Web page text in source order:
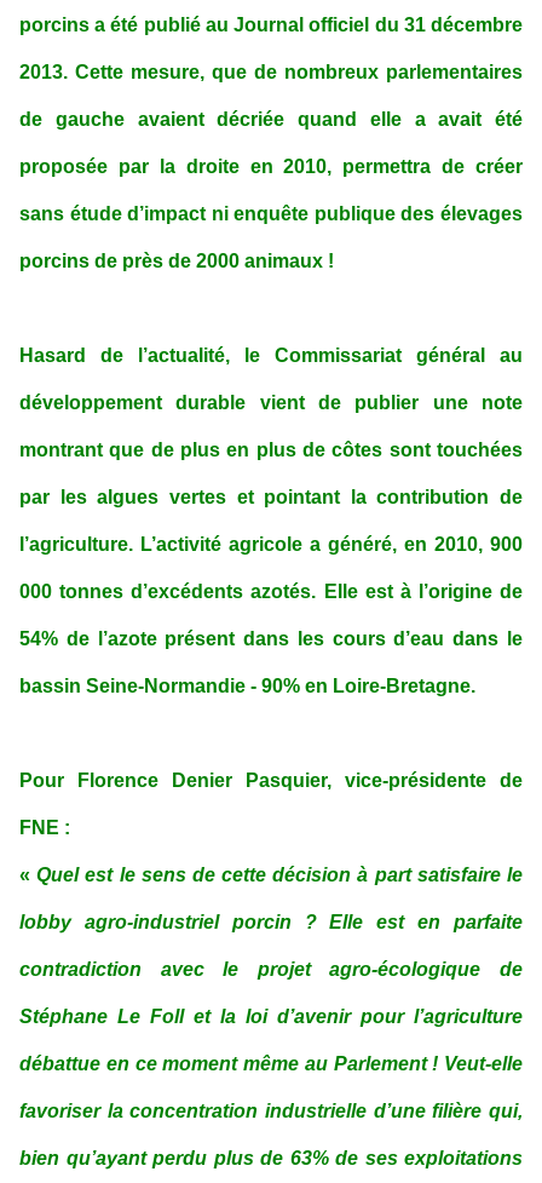
porcins a été publié au Journal officiel du 31 décembre
2013. Cette mesure, que de nombreux parlementaires
de gauche avaient décriée quand elle a avait été
proposée par la droite en 2010, permettra de créer
sans étude d’impact ni enquête publique des élevages
porcins de près de 2000 animaux !
Hasard de l’actualité, le Commissariat général au
développement durable vient de publier une note
montrant que de plus en plus de côtes sont touchées
par les algues vertes et pointant la contribution de
l’agriculture. L’activité agricole a généré, en 2010, 900
000 tonnes d’excédents azotés. Elle est à l’origine de
54% de l’azote présent dans les cours d’eau dans le
bassin Seine-Normandie - 90% en Loire-Bretagne.
Pour Florence Denier Pasquier, vice-présidente de
FNE :
«Quel est le sens de cette décision à part satisfaire le
lobby agro-industriel porcin ? Elle est en parfaite
contradiction avec le projet agro-écologique de
Stéphane Le Foll et la loi d’avenir pour l’agriculture
débattue en ce moment même au Parlement ! Veut-elle
favoriser la concentration industrielle d’une filière qui,
bien qu’ayant perdu plus de 63% de ses exploitations